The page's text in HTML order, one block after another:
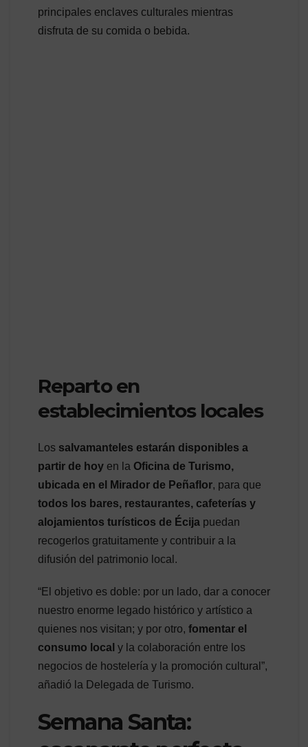
principales enclaves culturales mientras
disfruta de su comida o bebida.
Reparto en
establecimientos locales
Los salvamanteles estarán disponibles a
partir de hoy en la Oficina de Turismo,
ubicada en el Mirador de Peñaflor, para que
todos los bares, restaurantes, cafeterías y
alojamientos turísticos de Écija puedan
recogerlos gratuitamente y contribuir a la
difusión del patrimonio local.
“El objetivo es doble: por un lado, dar a conocer
nuestro enorme legado histórico y artístico a
quienes nos visitan; y por otro, fomentar el
consumo local y la colaboración entre los
negocios de hostelería y la promoción cultural”,
añadió la Delegada de Turismo.
Semana Santa: